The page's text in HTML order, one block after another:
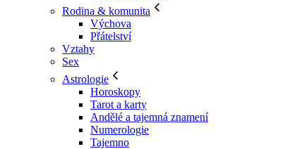
Rodina & komunita
Výchova
Přátelství
Vztahy
Sex
Astrologie
Horoskopy
Tarot a karty
Andělé a tajemná znamení
Numerologie
Tajemno